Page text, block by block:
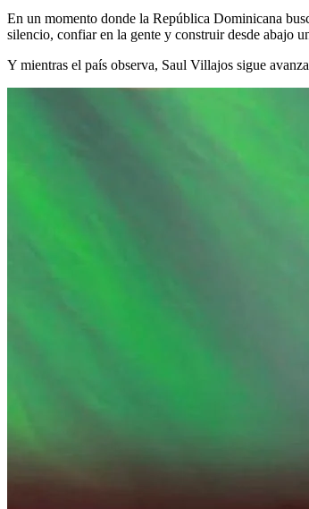
En un momento donde la República Dominicana
silencio, confiar en la gente y construir desde abajo
Y mientras el país observa, Saul Villajos sigue